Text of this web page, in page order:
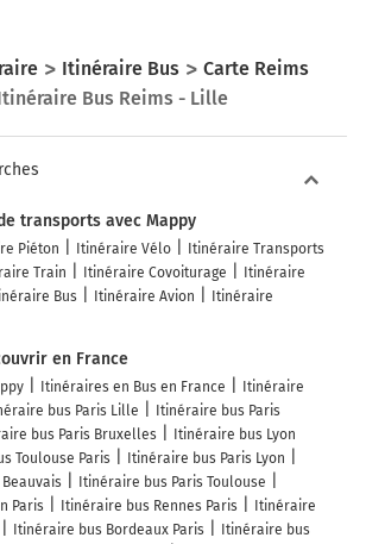
Itinéraire Bus
Carte Reims
Bus Reims - Lille
transports avec Mappy
Piéton Itinéraire Vélo
Itinéraire Transports
Train Itinéraire Covoiturage
Itinéraire
Bus Itinéraire Avion
Itinéraire
en France
Itinéraires en Bus en France
Itinéraire
bus Paris Lille
Itinéraire bus Paris
bus Paris Bruxelles
Itinéraire bus Lyon
Toulouse Paris
Itinéraire bus Paris Lyon
Itinéraire bus Paris Toulouse
Paris
Itinéraire bus Rennes Paris
Itinéraire
Itinéraire bus Bordeaux Paris
Itinéraire bus